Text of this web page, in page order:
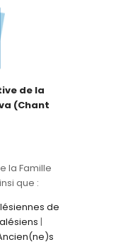
de la
(Chant
la Famille
que :
de
|